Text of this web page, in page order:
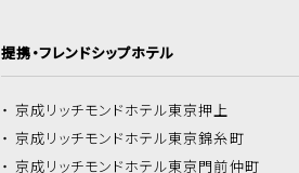
提携・フレンドシップホテル
京成リッチモンドホテル東京押上
京成リッチモンドホテル東京錦糸町
京成リッチモンドホテル東京門前仲町